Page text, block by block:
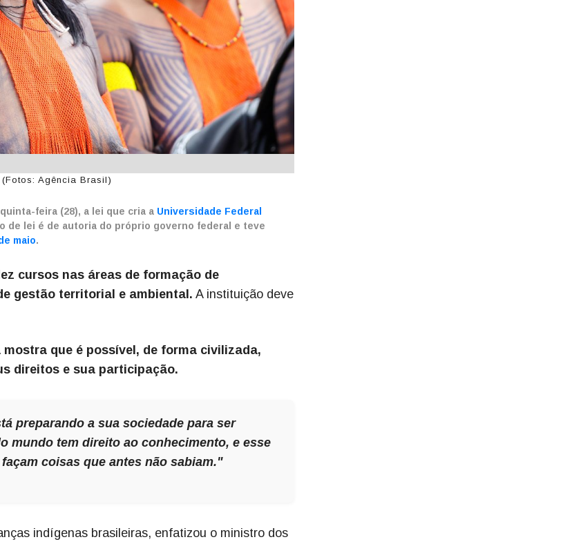
Agência Brasil)
feira (28), a lei que cria a Universidade Federal
de lei é de autoria do próprio governo federal e teve
maio.
cursos nas áreas de formação de
gestão territorial e ambiental. A instituição deve
que é possível, de forma civilizada,
direitos e sua participação.
preparando a sua sociedade para ser
mundo tem direito ao conhecimento, e esse
coisas que antes não sabiam."
indígenas brasileiras, enfatizou o ministro dos